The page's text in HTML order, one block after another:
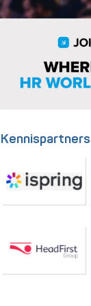
Kennispartners